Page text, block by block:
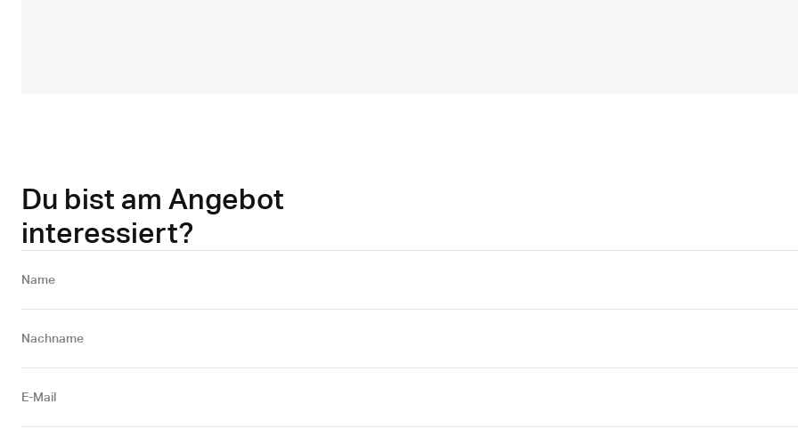
Du bist am Angebot
interessiert?
Name
Nachname
E-Mail